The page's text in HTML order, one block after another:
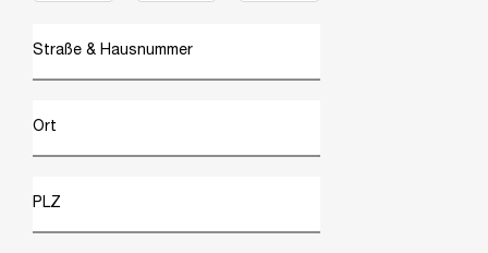
Straße & Hausnummer
Ort
PLZ